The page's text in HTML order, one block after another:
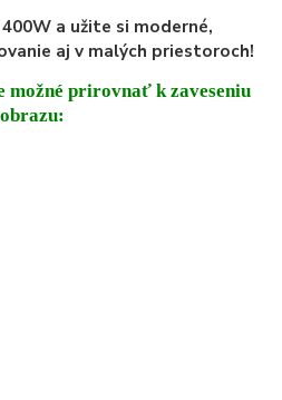
a užite si moderné,
aj v malých priestoroch!
možné prirovnať k zaveseniu
obrazu: